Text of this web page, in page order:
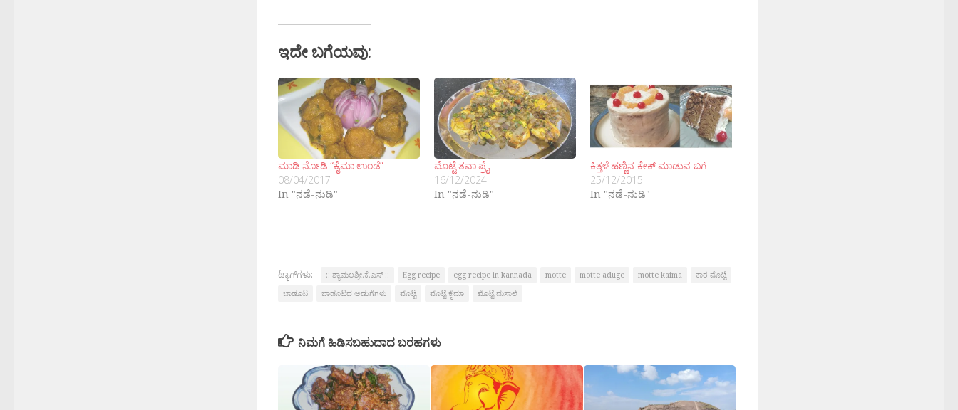
ಇದೇ ಬಗೆಯವು:
ಮಾಡಿ ನೋಡಿ “ಕೈಮಾ ಉಂಡೆ”
08/04/2017
In "ನಡೆ-ನುಡಿ"
ಮೊಟ್ಟೆ ತವಾ ಪ್ರೈ
16/12/2024
In "ನಡೆ-ನುಡಿ"
ಕಿತ್ತಳೆ ಹಣ್ಣಿನ ಕೇಕ್ ಮಾಡುವ ಬಗೆ
25/12/2015
In "ನಡೆ-ನುಡಿ"
ಟ್ಯಾಗ್‌ಗಳು: :: ಶ್ಯಾಮಲಶ್ರೀ.ಕೆ.ಎಸ್ :: Egg recipe egg recipe in kannada motte motte aduge motte kaima
ಕಾರ ಮೊಟ್ಟೆ
ಬಾಡೂಟ
ಬಾಡೂಟದ ಅಡುಗೆಗಳು ಮೊಟ್ಟೆ ಮೊಟ್ಟೆ ಕೈಮಾ ಮೊಟ್ಟೆ ಮಸಾಲೆ
ನಿಮಗೆ ಹಿಡಿಸಬಹುದಾದ ಬರಹಗಳು